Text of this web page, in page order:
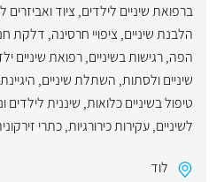
ברפואת שיניים לילדים, ציוד ואביזרים
הלבנת שיניים, ציפויי חרסינה, דלקת
הפה,רגישות בשיניים,רפואת שיניים
שיניים ולסתות, השתלת שיניים,
טיפול בשיניים כלואות, שיננית לילדים
לשיניים,עקירות כירורגיות,כתרי
לוד